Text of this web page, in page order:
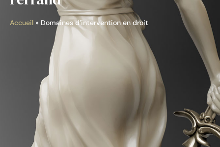
Accueil » Domaines d’intervention en droit